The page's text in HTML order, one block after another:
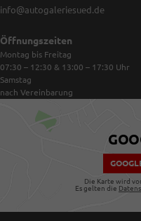
info@autogaleriesued.de
Öffnungszeiten
Montag bis Freitag
07:30 – 12:30 & 13:00 – 17:30 Uhr
Samstag
nach Vereinbarung
Die Karte wird
Es gelten die